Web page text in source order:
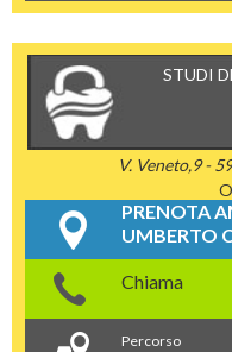
STUDI
V. Veneto,9 -
PRENOTA
UMBERTO
Chiama
Percorso